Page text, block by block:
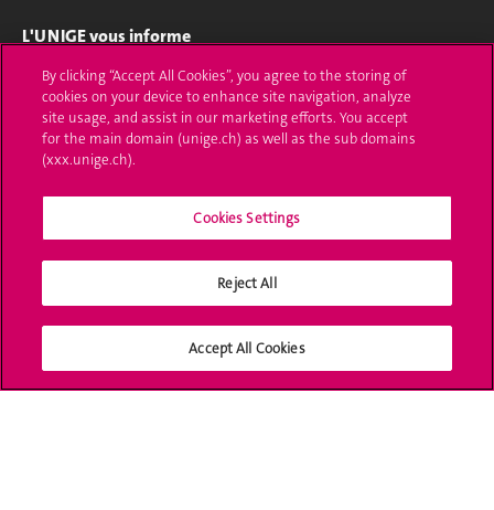
L'UNIGE vous informe
UNIGE Mobile
Médias
Offres d'emploi
Calendrier académique
Médias sociaux UNIGE
By clicking “Accept All Cookies”, you agree to the storing of
cookies on your device to enhance site navigation, analyze
site usage, and assist in our marketing efforts. You accept
for the main domain (unige.ch) as well as the sub domains
(xxx.unige.ch).
Cookies Settings
Reject All
Accept All Cookies